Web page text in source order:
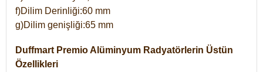
f)Dilim Derinliği:60 mm
g)Dilim genişliği:65 mm
Duffmart Premio Alüminyum Radyatörlerin Üstün
Özellikleri